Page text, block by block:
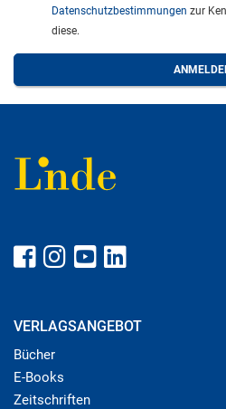
Datenschutzbestimmungen zur
diese.
VERLAGSANGEBOT
Bücher
E-Books
Zeitschriften